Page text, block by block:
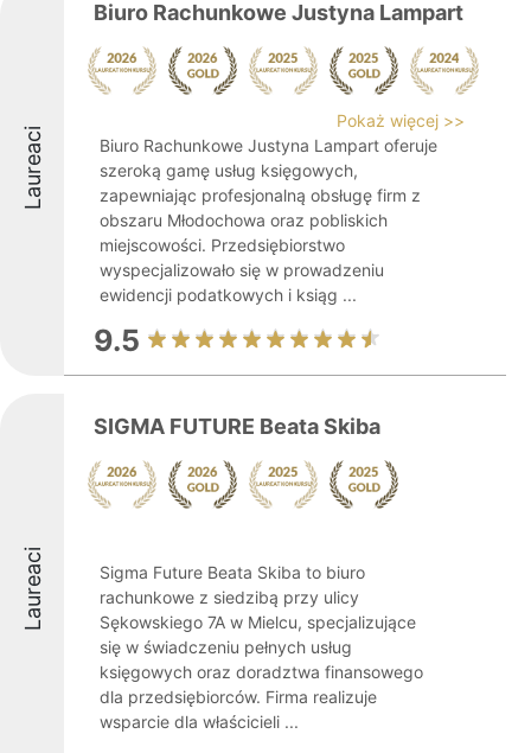
Laureaci
Biuro Rachunkowe Justyna Lampart
Pokaż więcej >>
Biuro Rachunkowe Justyna Lampart oferuje
szeroką gamę usług księgowych,
zapewniając profesjonalną obsługę firm z
obszaru Młodochowa oraz pobliskich
miejscowości. Przedsiębiorstwo
wyspecjalizowało się w prowadzeniu
ewidencji podatkowych i ksiąg ...
9.5
Laureaci
SIGMA FUTURE Beata Skiba
Sigma Future Beata Skiba to biuro
rachunkowe z siedzibą przy ulicy
Sękowskiego 7A w Mielcu, specjalizujące
się w świadczeniu pełnych usług
księgowych oraz doradztwa finansowego
dla przedsiębiorców. Firma realizuje
wsparcie dla właścicieli ...